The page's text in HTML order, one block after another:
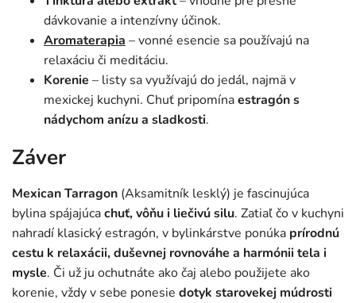
dávkovanie a intenzívny účinok.
Aromaterapia – vonné esencie sa používajú na
relaxáciu či meditáciu.
Korenie – listy sa využívajú do jedál, najmä v
mexickej kuchyni. Chuť pripomínaestragón s
nádychom anízu a sladkosti.
Záver
Mexican Tarragon (Aksamitník lesklý) je fascinujúca
bylina spájajúcachuť, vôňu i liečivú silu. Zatiaľ čo v kuchyni
nahradí klasický estragón, v bylinkárstve ponúka prírodnú
cestu k relaxácii, duševnej rovnováhe a harmónii tela i
mysle. Či už ju ochutnáte ako čaj alebo použijete ako
korenie, vždy v sebe ponesie dotyk starovekej múdrosti